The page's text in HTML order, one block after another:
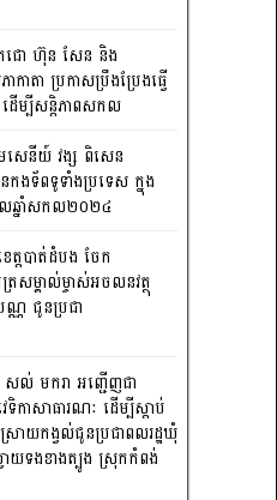
ជោ ហ៊ុន សែន និង
កាតា ប្រកាសប្រឹងប្រែងធ្វើ
ដើម្បីសន្តិភាពសកល
សេនីយ៍ វង្ស ពិសេន
កងទ័ពទូទាំងប្រទេស ក្នុង
ឆ្នាំសកល២០២៤
ត្តបាត់ដំបង ចែក
រសម្គាល់ម្ចាស់អចលនវត្ថុ
ណ ជូនប្រជា
សល់ មករា អញ្ជើញជា
កាសាធារណៈ ដើម្បីស្តាប់
រាយកង្វល់ជូនប្រជាពលរដ្ឋឃុំ
យទងខាងត្បូង ស្រុកកំពង់